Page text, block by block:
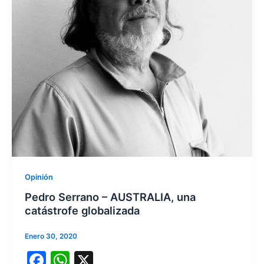
Opinión
Pedro Serrano – AUSTRALIA, una
catástrofe globalizada
Enero 30, 2020